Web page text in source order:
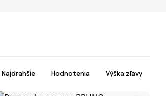
Najdrahšie Hodnotenia Výška zľavy